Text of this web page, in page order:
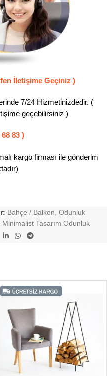
İletişime Geçiniz )
7/24 Hizmetinizdedir. (
geçebilirsiniz )
83 )
kargo firması ile gönderim
Bahçe / Balkon, Odunluk
Tasarım Odunluk